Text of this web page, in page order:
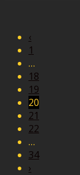
‹
1
…
18
19
20
21
22
…
34
›